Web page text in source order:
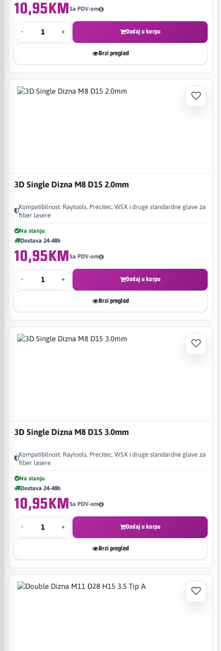
10,95KMSa PDV-om
- + Dodaj u korpu
Brzi pregled
3D Single Dizna M8 D15 2.0mm
Kompatibilnost: Raytools, Precitec, WSX i druge standardne glave za
fiber lasere
Na stanju
Dostava 24-48h
10,95KMSa PDV-om
- + Dodaj u korpu
Brzi pregled
3D Single Dizna M8 D15 3.0mm
Kompatibilnost: Raytools, Precitec, WSX i druge standardne glave za
fiber lasere
Na stanju
Dostava 24-48h
10,95KMSa PDV-om
- + Dodaj u korpu
Brzi pregled